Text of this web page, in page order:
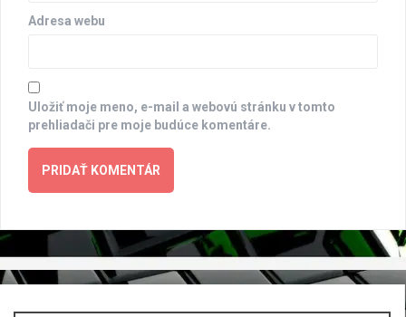
Adresa webu
Uložiť moje meno, e-mail a webovú stránku v tomto
prehliadači pre moje budúce komentáre.